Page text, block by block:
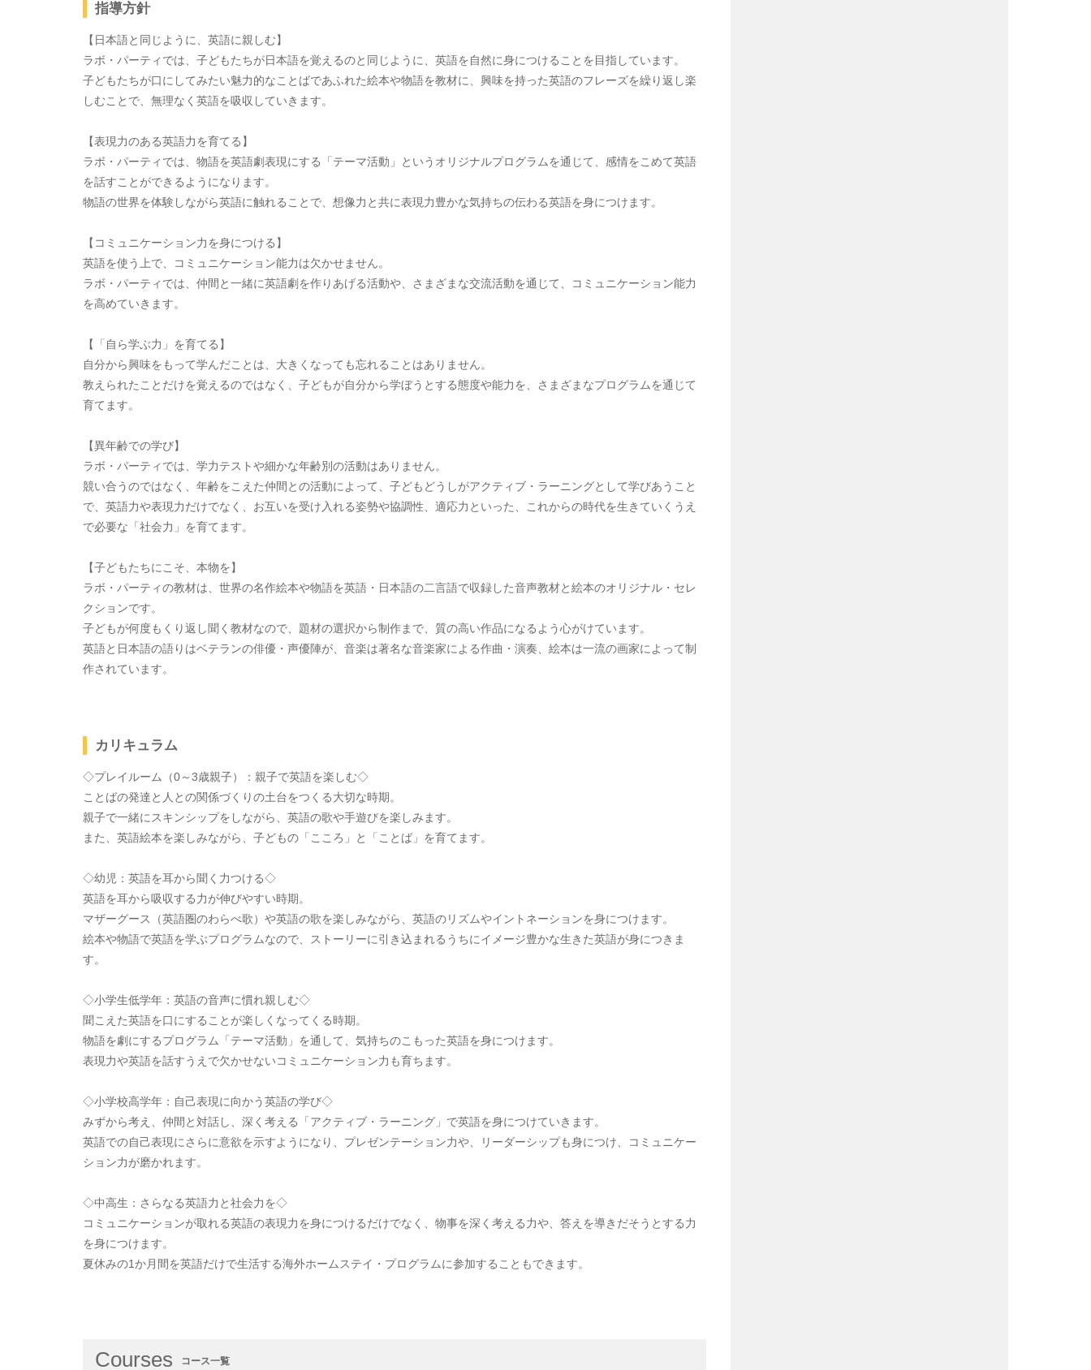
指導方針
【日本語と同じように、英語に親しむ】
ラボ・パーティでは、子どもたちが日本語を覚えるのと同じように、英語を自然に身につけることを目指しています。
子どもたちが口にしてみたい魅力的なことばであふれた絵本や物語を教材に、興味を持った英語のフレーズを繰り返し楽
しむことで、無理なく英語を吸収していきます。
【表現力のある英語力を育てる】
ラボ・パーティでは、物語を英語劇表現にする「テーマ活動」というオリジナルプログラムを通じて、感情をこめて英語
を話すことができるようになります。
物語の世界を体験しながら英語に触れることで、想像力と共に表現力豊かな気持ちの伝わる英語を身につけます。
【コミュニケーション力を身につける】
英語を使う上で、コミュニケーション能力は欠かせません。
ラボ・パーティでは、仲間と一緒に英語劇を作りあげる活動や、さまざまな交流活動を通じて、コミュニケーション能力
を高めていきます。
【「自ら学ぶ力」を育てる】
自分から興味をもって学んだことは、大きくなっても忘れることはありません。
教えられたことだけを覚えるのではなく、子どもが自分から学ぼうとする態度や能力を、さまざまなプログラムを通じて
育てます。
【異年齢での学び】
ラボ・パーティでは、学力テストや細かな年齢別の活動はありません。
競い合うのではなく、年齢をこえた仲間との活動によって、子どもどうしがアクティブ・ラーニングとして学びあうこと
で、英語力や表現力だけでなく、お互いを受け入れる姿勢や協調性、適応力といった、これからの時代を生きていくうえ
で必要な「社会力」を育てます。
【子どもたちにこそ、本物を】
ラボ・パーティの教材は、世界の名作絵本や物語を英語・日本語の二言語で収録した音声教材と絵本のオリジナル・セレ
クションです。
子どもが何度もくり返し聞く教材なので、題材の選択から制作まで、質の高い作品になるよう心がけています。
英語と日本語の語りはベテランの俳優・声優陣が、音楽は著名な音楽家による作曲・演奏、絵本は一流の画家によって制
作されています。
カリキュラム
◇プレイルーム（0～3歳親子）：親子で英語を楽しむ◇
ことばの発達と人との関係づくりの土台をつくる大切な時期。
親子で一緒にスキンシップをしながら、英語の歌や手遊びを楽しみます。
また、英語絵本を楽しみながら、子どもの「こころ」と「ことば」を育てます。
◇幼児：英語を耳から聞く力つける◇
英語を耳から吸収する力が伸びやすい時期。
マザーグース（英語圏のわらべ歌）や英語の歌を楽しみながら、英語のリズムやイントネーションを身につけます。
絵本や物語で英語を学ぶプログラムなので、ストーリーに引き込まれるうちにイメージ豊かな生きた英語が身につきま
す。
◇小学生低学年：英語の音声に慣れ親しむ◇
聞こえた英語を口にすることが楽しくなってくる時期。
物語を劇にするプログラム「テーマ活動」を通して、気持ちのこもった英語を身につけます。
表現力や英語を話すうえで欠かせないコミュニケーション力も育ちます。
◇小学校高学年：自己表現に向かう英語の学び◇
みずから考え、仲間と対話し、深く考える「アクティブ・ラーニング」で英語を身につけていきます。
英語での自己表現にさらに意欲を示すようになり、プレゼンテーション力や、リーダーシップも身につけ、コミュニケー
ション力が磨かれます。
◇中高生：さらなる英語力と社会力を◇
コミュニケーションが取れる英語の表現力を身につけるだけでなく、物事を深く考える力や、答えを導きだそうとする力
を身につけます。
夏休みの1か月間を英語だけで生活する海外ホームステイ・プログラムに参加することもできます。
Courses コース一覧